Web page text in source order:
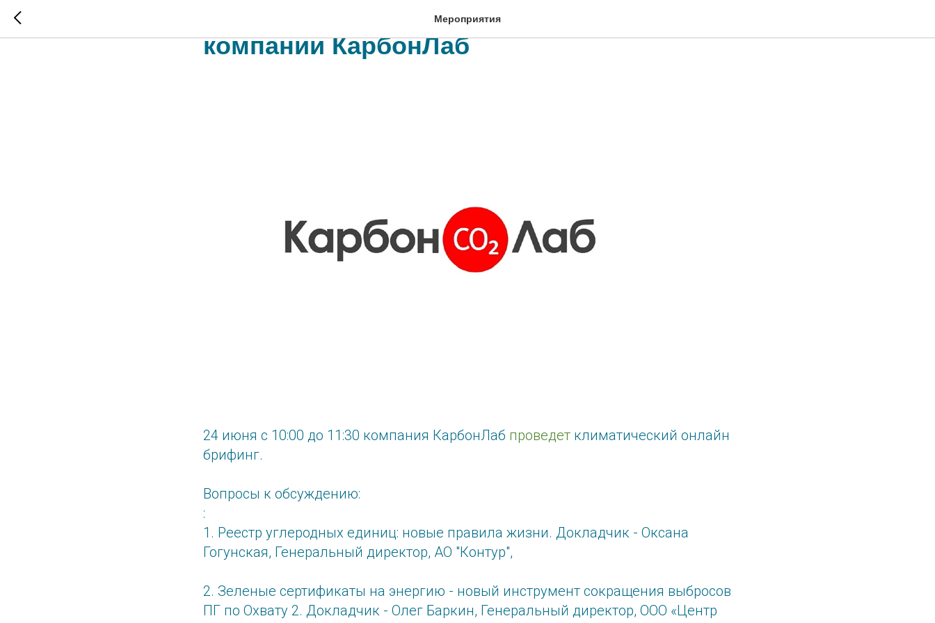
Мероприятия
Климатический онлайн-брифинг
компании КарбонЛаб
24 июня с 10:00 до 11:30 компания КарбонЛаб проведет климатический онлайн
брифинг.
Вопросы к обсуждению:
:
1. Реестр углеродных единиц: новые правила жизни. Докладчик - Оксана
Гогунская, Генеральный директор, АО "Контур",
2. Зеленые сертификаты на энергию - новый инструмент сокращения выбросов
ПГ по Охвату 2. Докладчик - Олег Баркин, Генеральный директор, ООО «Центр